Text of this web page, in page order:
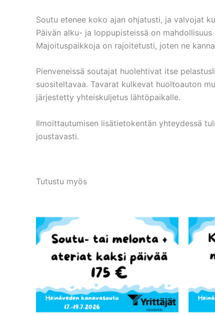
Soutu etenee koko ajan ohjatusti, ja valvojat
Päivän alku- ja loppupisteissä on
Majoituspaikkoja on rajoitetusti, joten ne
Pienveneissä soutajat huolehtivat itse
suositeltavaa. Tavarat kulkevat huoltoauton
järjestetty yhteiskuljetus lähtöpaikalle.
Ilmoittautumisen lisätietokentän yhteydessä
joustavasti.
Tutustu myös